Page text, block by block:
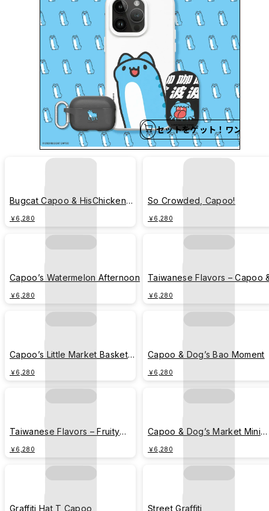
セットをゲット！ワンクリ
Bugcat Capoo & HisChicken
￥6,280
So Crowded, Capoo!
￥6,280
Capoo’s Watermelon Afternoon
￥6,280
Taiwanese Flavors – Capoo
￥6,280
Capoo’s Little Market Basket
￥6,280
Capoo & Dog’s Bao Moment
￥6,280
Taiwanese Flavors – Fruity
￥6,280
Capoo & Dog’s Market Mini
￥6,280
Graffiti Hat T Capoo Street Graffiti